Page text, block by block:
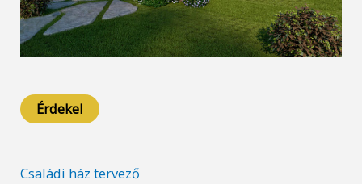
Érdekel
Családi ház tervező